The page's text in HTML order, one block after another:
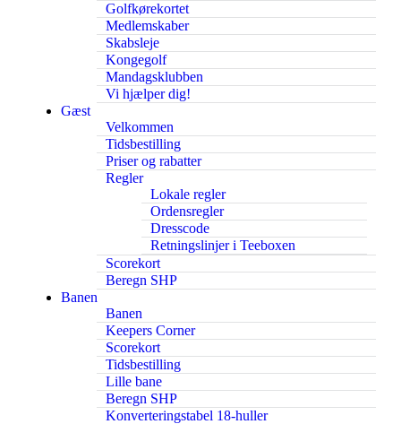
Golfkørekortet
Medlemskaber
Skabsleje
Kongegolf
Mandagsklubben
Vi hjælper dig!
Gæst
Velkommen
Tidsbestilling
Priser og rabatter
Regler
Lokale regler
Ordensregler
Dresscode
Retningslinjer i Teeboxen
Scorekort
Beregn SHP
Banen
Banen
Keepers Corner
Scorekort
Tidsbestilling
Lille bane
Beregn SHP
Konverteringstabel 18-huller